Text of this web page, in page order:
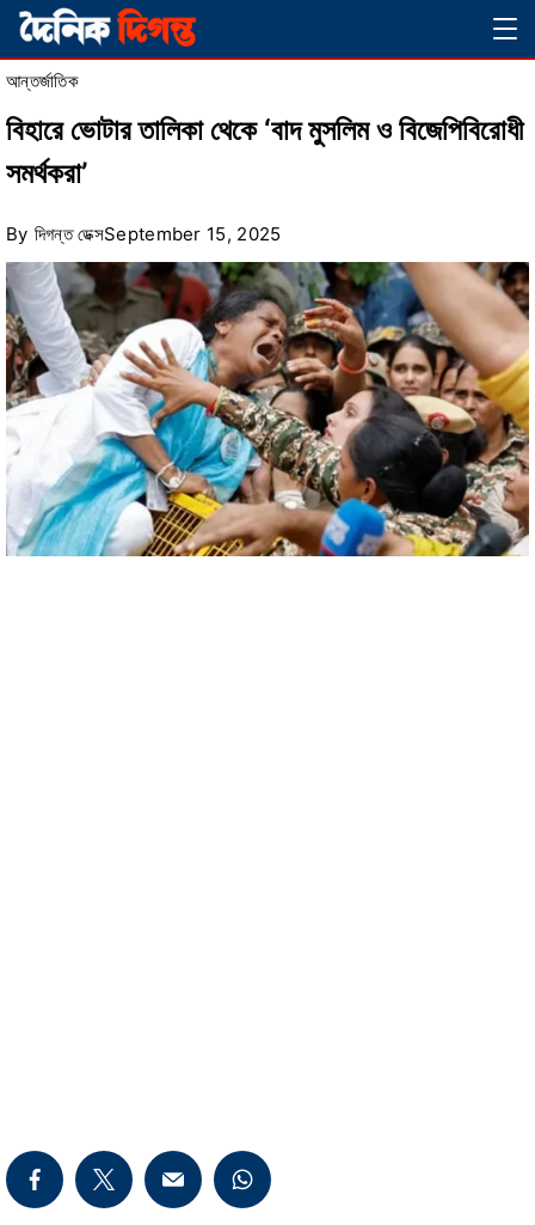
Skip
to
content
আন্তর্জাতিক
বিহারে ভোটার তালিকা থেকে ‘বাদ মুসলিম ও বিজেপিবিরোধী
সমর্থকরা’
By দিগন্ত ডেক্সSeptember 15, 2025